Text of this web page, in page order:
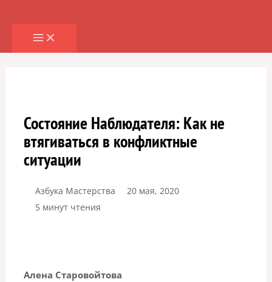
содержимому
Состояние Наблюдателя: Как не
втягиваться в конфликтные
ситуации
Азбука Мастерства
20 мая, 2020
5 минут чтения
Алена Старовойтова